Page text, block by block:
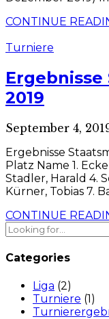
CONTINUE
Turniere
2019
September 4,
Ergebnisse
Platz Name 1.
Stadler, Harald 4.
Kürner, Tobias 7.
CONTINUE
Categories
Liga (2)
Turniere (1)